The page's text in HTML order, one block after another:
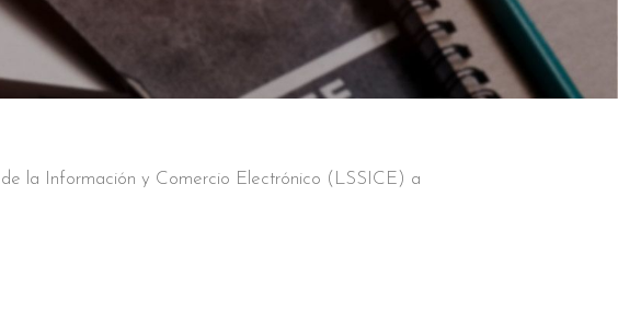
la Información y Comercio Electrónico (LSSICE) a